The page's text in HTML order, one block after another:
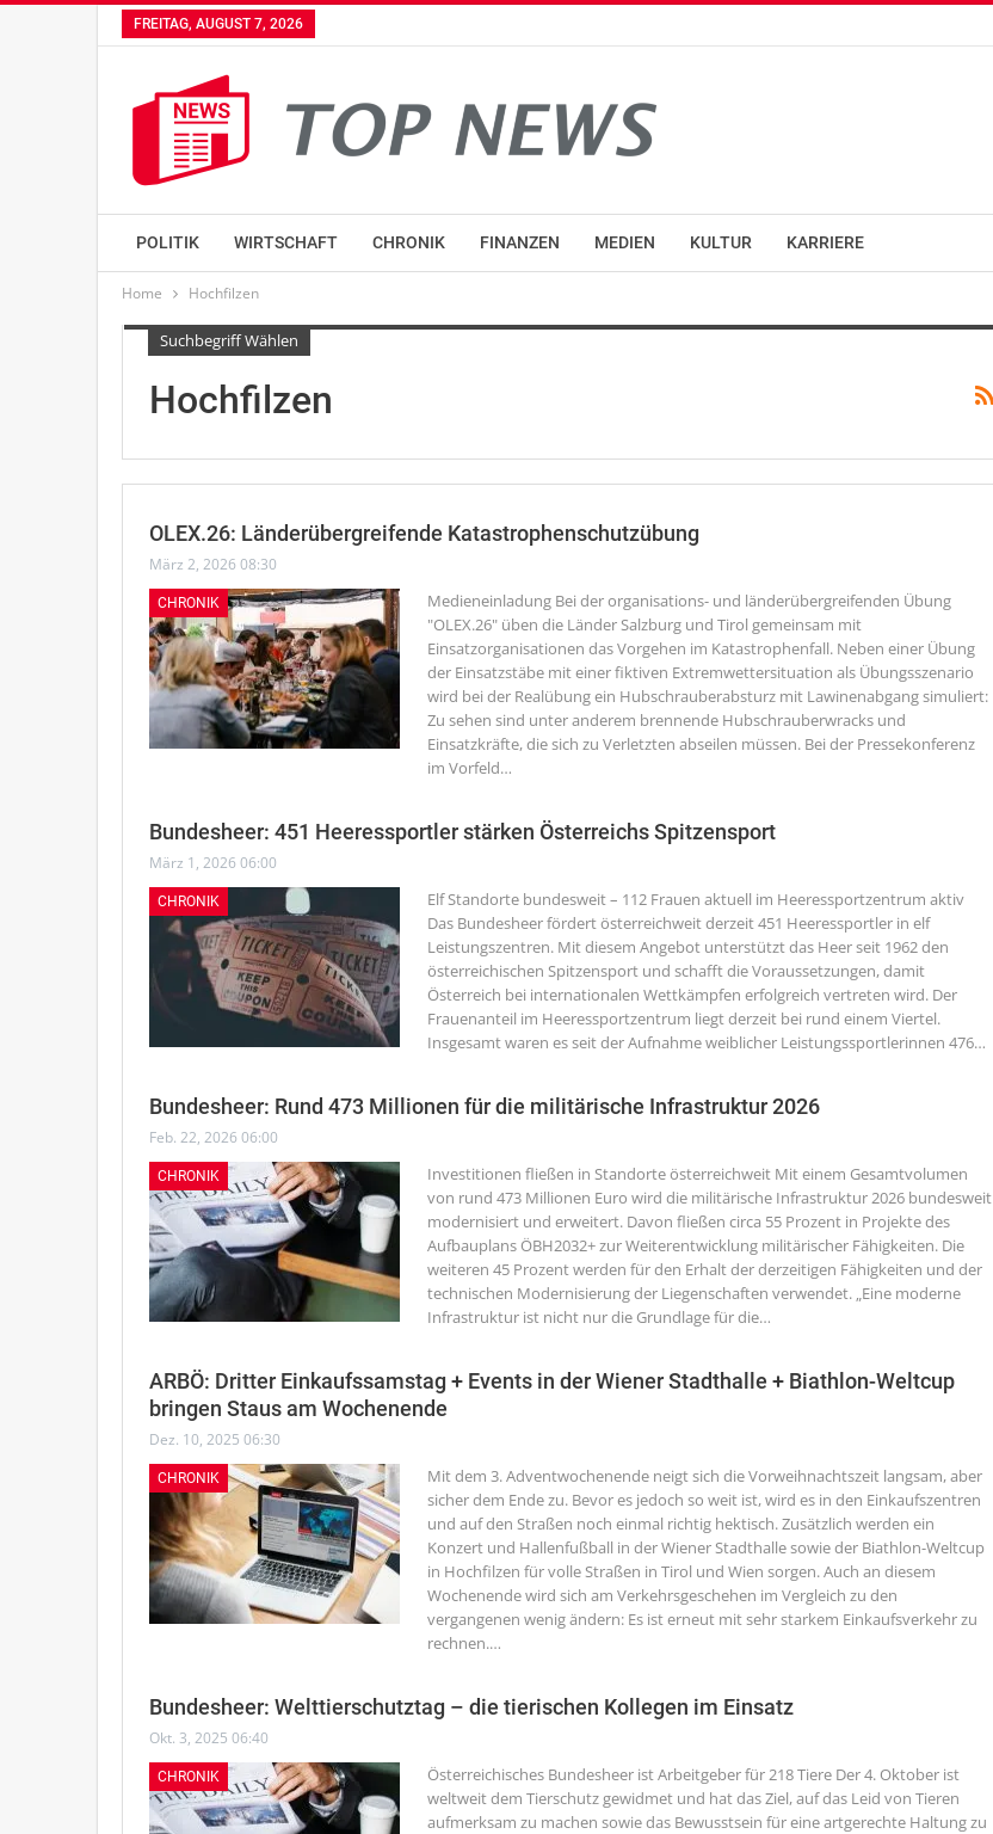
FREITAG, AUGUST 7, 2026
POLITIK WIRTSCHAFT CHRONIK FINANZEN MEDIEN KULTUR KARRIERE
Home Hochfilzen
Suchbegriff Wählen
Hochfilzen
OLEX.26: Länderübergreifende Katastrophenschutzübung
März 2, 2026 08:30
CHRONIK Medieneinladung Bei der organisations- und länderübergreifenden Übung
"OLEX.26" üben die Länder Salzburg und Tirol gemeinsam mit
Einsatzorganisationen das Vorgehen im Katastrophenfall. Neben einer Übung
der Einsatzstäbe mit einer fiktiven Extremwettersituation als Übungsszenario
wird bei der Realübung ein Hubschrauberabsturz mit Lawinenabgang simuliert:
Zu sehen sind unter anderem brennende Hubschrauberwracks und
Einsatzkräfte, die sich zu Verletzten abseilen müssen. Bei der Pressekonferenz
im Vorfeld…
Bundesheer: 451 Heeressportler stärken Österreichs Spitzensport
März 1, 2026 06:00
CHRONIK
Elf Standorte bundesweit – 112 Frauen aktuell im Heeressportzentrum aktiv
Das Bundesheer fördert österreichweit derzeit 451 Heeressportler in elf
Leistungszentren. Mit diesem Angebot unterstützt das Heer seit 1962 den
österreichischen Spitzensport und schafft die Voraussetzungen, damit
Österreich bei internationalen Wettkämpfen erfolgreich vertreten wird. Der
Frauenanteil im Heeressportzentrum liegt derzeit bei rund einem Viertel.
Insgesamt waren es seit der Aufnahme weiblicher Leistungssportlerinnen 476…
Bundesheer: Rund 473 Millionen für die militärische Infrastruktur 2026
Feb. 22, 2026 06:00
CHRONIK Investitionen fließen in Standorte österreichweit Mit einem Gesamtvolumen
von rund 473 Millionen Euro wird die militärische Infrastruktur 2026 bundesweit
modernisiert und erweitert. Davon fließen circa 55 Prozent in Projekte des
Aufbauplans ÖBH2032+ zur Weiterentwicklung militärischer Fähigkeiten. Die
weiteren 45 Prozent werden für den Erhalt der derzeitigen Fähigkeiten und der
technischen Modernisierung der Liegenschaften verwendet. „Eine moderne
Infrastruktur ist nicht nur die Grundlage für die…
ARBÖ: Dritter Einkaufssamstag + Events in der Wiener Stadthalle + Biathlon-Weltcup
bringen Staus am Wochenende
Dez. 10, 2025 06:30
CHRONIK
Mit dem 3. Adventwochenende neigt sich die Vorweihnachtszeit langsam, aber
sicher dem Ende zu. Bevor es jedoch so weit ist, wird es in den Einkaufszentren
und auf den Straßen noch einmal richtig hektisch. Zusätzlich werden ein
Konzert und Hallenfußball in der Wiener Stadthalle sowie der Biathlon-Weltcup
in Hochfilzen für volle Straßen in Tirol und Wien sorgen. Auch an diesem
Wochenende wird sich am Verkehrsgeschehen im Vergleich zu den
vergangenen wenig ändern: Es ist erneut mit sehr starkem Einkaufsverkehr zu
rechnen.…
Bundesheer: Welttierschutztag – die tierischen Kollegen im Einsatz
Okt. 3, 2025 06:40
CHRONIK Österreichisches Bundesheer ist Arbeitgeber für 218 Tiere Der 4. Oktober ist
weltweit dem Tierschutz gewidmet und hat das Ziel, auf das Leid von Tieren
aufmerksam zu machen sowie das Bewusstsein für eine artgerechte Haltung zu